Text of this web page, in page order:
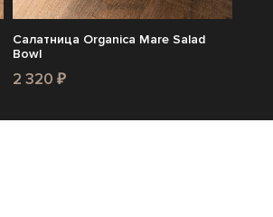
Салатница Organica Mare Salad
Bowl
2 320 ₽